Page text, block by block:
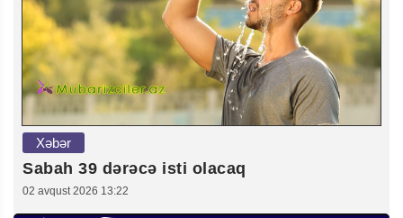
Xəbər
Sabah 39 dərəcə isti olacaq
02 avqust 2026 13:22